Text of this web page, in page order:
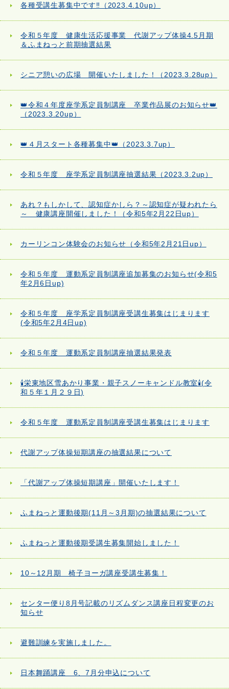
各種受講生募集中です‼（2023.4.10up）
令和５年度 健康生活応援事業 代謝アップ体操4.5月期
＆ふまねっと前期抽選結果
シニア憩いの広場 開催いたしました！（2023.3.28up）
👑令和４年度座学系定員制講座 卒業作品展のお知らせ👑
（2023.3.20up）
👑４月スタート各種募集中👑（2023.3.7up）
令和５年度 座学系定員制講座抽選結果（2023.3.2up）
あれ？もしかして、認知症かしら？～認知症が疑われたら
～ 健康講座開催しました！（令和5年2月22日up）
カーリンコン体験会のお知らせ（令和5年2月21日up）
令和５年度 運動系定員制講座追加募集のお知らせ(令和5
年2月6日up)
令和５年度 座学系定員制講座受講生募集はじまります
(令和5年2月4日up)
令和５年度 運動系定員制講座抽選結果発表
🕯栄東地区雪あかり事業・親子スノーキャンドル教室🕯(令
和５年１月２９日)
令和５年度 運動系定員制講座受講生募集はじまります
代謝アップ体操短期講座の抽選結果について
「代謝アップ体操短期講座」開催いたします！
ふまねっと運動後期(11月～3月期)の抽選結果について
ふまねっと運動後期受講生募集開始しました！
10～12月期 椅子ヨーガ講座受講生募集！
センター便り8月号記載のリズムダンス講座日程変更のお
知らせ
避難訓練を実施しました。
日本舞踊講座 6、7月分申込について